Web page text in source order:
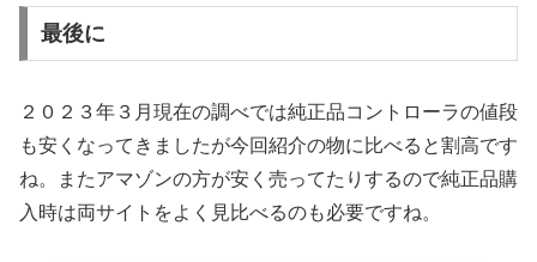
最後に
２０２３年３月現在の調べでは純正品コントローラの値段
も安くなってきましたが今回紹介の物に比べると割高です
ね。またアマゾンの方が安く売ってたりするので純正品購
入時は両サイトをよく見比べるのも必要ですね。